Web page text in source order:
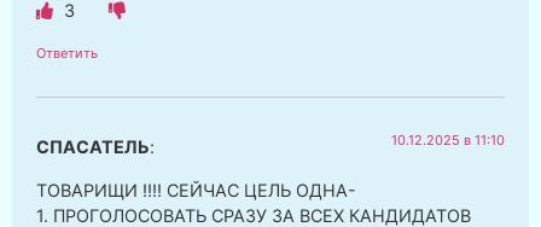
3
Ответить
СПАСАТЕЛЬ: 10.12.2025 в 11:10
ТОВАРИЩИ !!!! СЕЙЧАС ЦЕЛЬ ОДНА-
1. ПРОГОЛОСОВАТЬ СРАЗУ ЗА ВСЕХ КАНДИДАТОВ